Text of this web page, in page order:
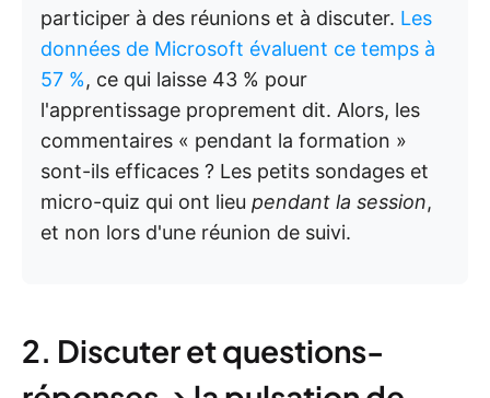
participer à des réunions et à discuter. Les
données de Microsoft évaluent ce temps à
57 %, ce qui laisse 43 % pour
l'apprentissage proprement dit. Alors, les
commentaires « pendant la formation »
sont-ils efficaces ? Les petits sondages et
micro-quiz qui ont lieu pendant la session,
et non lors d'une réunion de suivi.
2. Discuter et questions-